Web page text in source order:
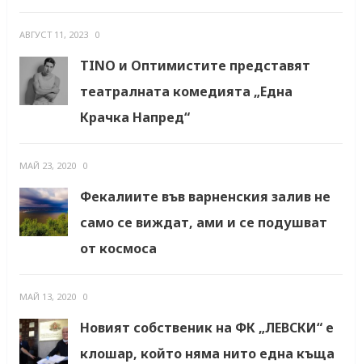
АВГУСТ 11, 2023 0
TINO и Оптимистите представят
театралната комедията „Една
Крачка Напред“
МАЙ 23, 2020 0
Фекалиите във варненския залив не
само се виждат, ами и се подушват
от космоса
МАЙ 13, 2020 0
Новият собственик на ФК „ЛЕВСКИ“ е
клошар, който няма нито една къща